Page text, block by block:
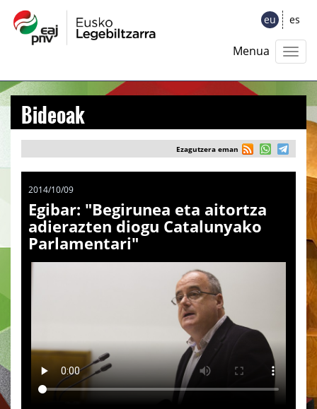
eu es
Menua
Bideoak
Ezagutzera eman
2014/10/09
Egibar: "Begirunea eta aitortza
adierazten diogu Catalunyako
Parlamentari"